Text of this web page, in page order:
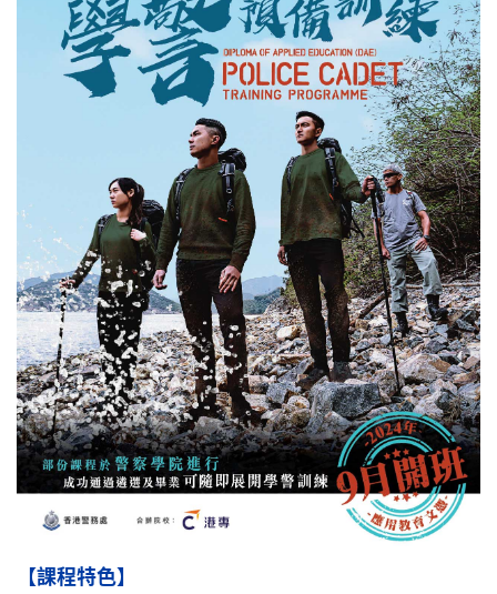
【課程特色】